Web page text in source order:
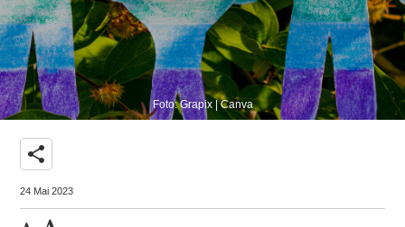
Foto: Grapix | Canva
share
24 Mai 2023